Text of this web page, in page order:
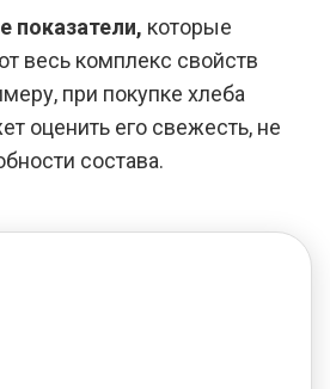
показатели, которые
весь комплекс свойств
при покупке хлеба
оценить его свежесть, не
состава.